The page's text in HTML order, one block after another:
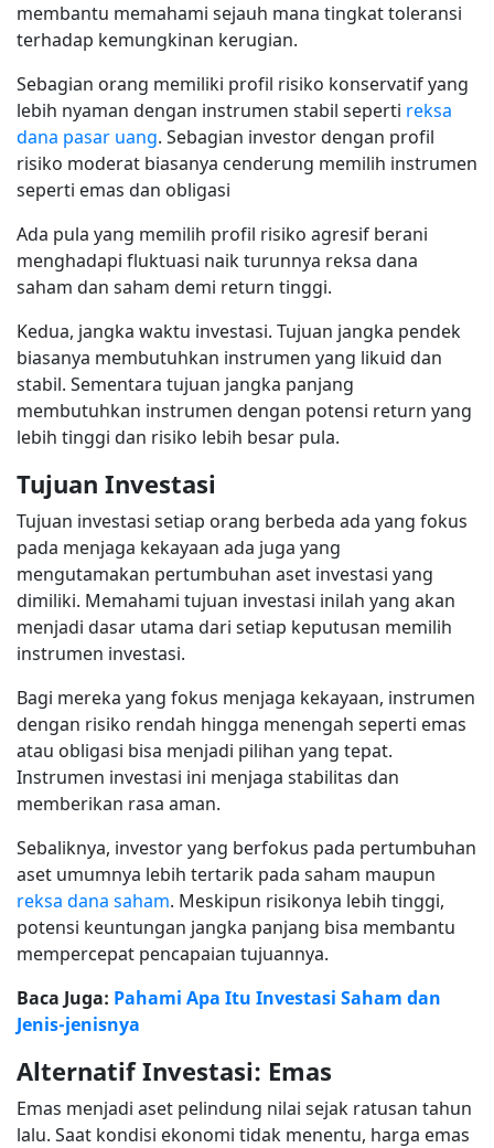
membantu memahami sejauh mana tingkat toleransi
terhadap kemungkinan kerugian.
Sebagian orang memiliki profil risiko konservatif yang
lebih nyaman dengan instrumen stabil seperti reksa
dana pasar uang. Sebagian investor dengan profil
risiko moderat biasanya cenderung memilih instrumen
seperti emas dan obligasi
Ada pula yang memilih profil risiko agresif berani
menghadapi fluktuasi naik turunnya reksa dana
saham dan saham demi return tinggi.
Kedua, jangka waktu investasi. Tujuan jangka pendek
biasanya membutuhkan instrumen yang likuid dan
stabil. Sementara tujuan jangka panjang
membutuhkan instrumen dengan potensi return yang
lebih tinggi dan risiko lebih besar pula.
Tujuan Investasi
Tujuan investasi setiap orang berbeda ada yang fokus
pada menjaga kekayaan ada juga yang
mengutamakan pertumbuhan aset investasi yang
dimiliki. Memahami tujuan investasi inilah yang akan
menjadi dasar utama dari setiap keputusan memilih
instrumen investasi.
Bagi mereka yang fokus menjaga kekayaan, instrumen
dengan risiko rendah hingga menengah seperti emas
atau obligasi bisa menjadi pilihan yang tepat.
Instrumen investasi ini menjaga stabilitas dan
memberikan rasa aman.
Sebaliknya, investor yang berfokus pada pertumbuhan
aset umumnya lebih tertarik pada saham maupun
reksa dana saham. Meskipun risikonya lebih tinggi,
potensi keuntungan jangka panjang bisa membantu
mempercepat pencapaian tujuannya.
Baca Juga: Pahami Apa Itu Investasi Saham dan
Jenis-jenisnya
Alternatif Investasi: Emas
Emas menjadi aset pelindung nilai sejak ratusan tahun
lalu. Saat kondisi ekonomi tidak menentu, harga emas